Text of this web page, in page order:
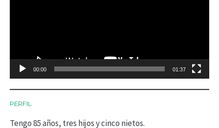
d
c
t
o
00:00 01:37
PERFIL
Tengo 85 años, tres hijos y cinco nietos.